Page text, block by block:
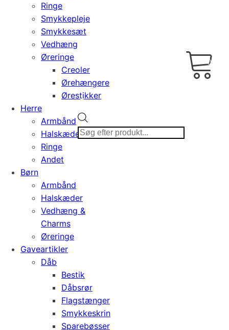
Ringe
Smykkepleje
Smykkesæt
Vedhæng
Øreringe
Creoler
Ørehængere
Ørestikker
Herre
Armbånd
Halskæder
Ringe
Andet
Børn
Armbånd
Halskæder
Vedhæng &
Charms
Øreringe
Gaveartikler
Dåb
Bestik
Dåbsrør
Flagstænger
Smykkeskrin
Sparebøsser
search
0,00